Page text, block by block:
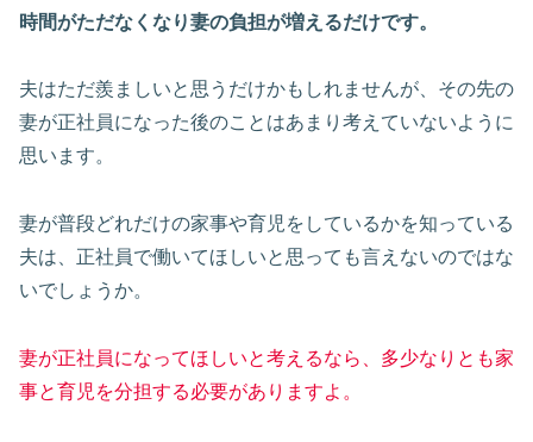
時間がただなくなり妻の負担が増えるだけです。
夫はただ羨ましいと思うだけかもしれませんが、その先の
妻が正社員になった後のことはあまり考えていないように
思います。
妻が普段どれだけの家事や育児をしているかを知っている
夫は、正社員で働いてほしいと思っても言えないのではな
いでしょうか。
妻が正社員になってほしいと考えるなら、多少なりとも家
事と育児を分担する必要がありますよ。